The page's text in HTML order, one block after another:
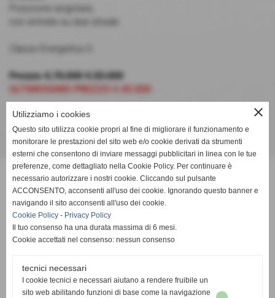
Prezzo: €.70.000
€.55.000
ULTIMISSIMO PREZZO €.45.000
Mercato Immobiliare Group
Via XX Settembre, 55 - Vittoria (RG)
Telefono: 0932.863938
Email: 3381248064@libero.it
close
Utilizziamo i cookies
Questo sito utilizza cookie propri al fine di migliorare il funzionamento e
monitorare le prestazioni del sito web e/o cookie derivati da strumenti
esterni che consentono di inviare messaggi pubblicitari in linea con le tue
preferenze, come dettagliato nella Cookie Policy. Per continuare è
necessario autorizzare i nostri cookie. Cliccando sul pulsante
ACCONSENTO, acconsenti all'uso dei cookie. Ignorando questo banner e
navigando il sito acconsenti all'uso dei cookie.
Cookie Policy - Privacy Policy
Il tuo consenso ha una durata massima di 6 mesi.
Cookie accettati nel consenso: nessun consenso
tecnici necessari
I cookie tecnici e necessari aiutano a rendere fruibile un
sito web abilitando funzioni di base come la navigazione